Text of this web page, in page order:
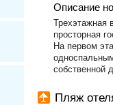
Описание
Трехэтажная
просторная
На первом
собственной
Пляж